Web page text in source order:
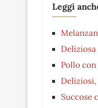
Leggi
Pollo
Succose